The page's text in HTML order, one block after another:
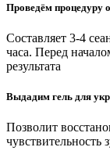
Проведём процедуру
Составляет 3-4
часа. Перед
результата
Выдадим гель для
Позволит
чувствительность